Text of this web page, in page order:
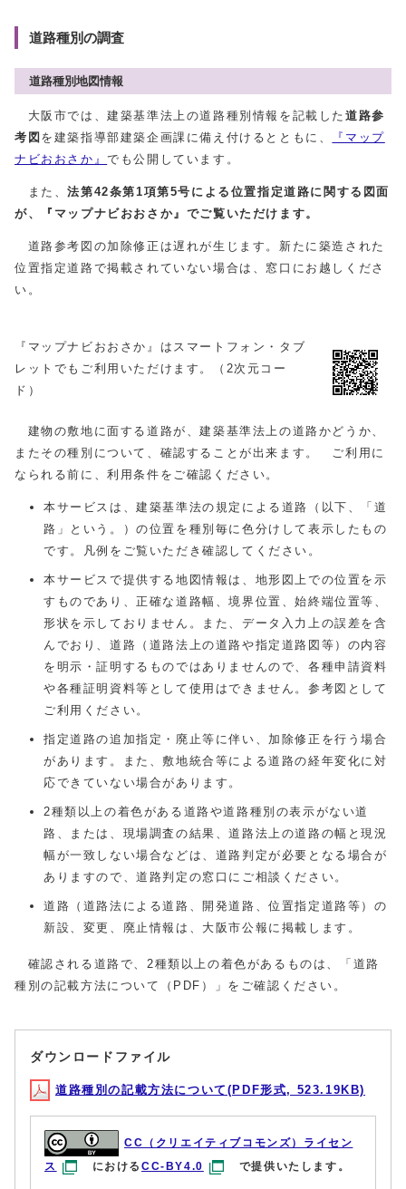
道路種別の調査
道路種別地図情報
大阪市では、建築基準法上の道路種別情報を記載した道路参
考図 を建築指導部建築企画課に備え付けるとともに、
『マップ
ナビおおさか』でも公開しています。
また、法第42条第1項第5号による位置指定道路に関する図面
が、『マップナビおおさか』でご覧いただけます。
道路参考図の加除修正は遅れが生じます。新たに築造された
位置指定道路で掲載されていない場合は、窓口にお越しくださ
い。
『マップナビおおさか』はスマートフォン・タブ
レットでもご利用いただけます。（2次元コー
ド）
建物の敷地に面する道路が、建築基準法上の道路かどうか、
またその種別について、確認することが出来ます。 ご利用に
なられる前に、利用条件をご確認ください。
本サービスは、建築基準法の規定による道路（以下、「道
路」という。）の位置を種別毎に色分けして表示したもの
です。凡例をご覧いただき確認してください。
本サービスで提供する地図情報は、地形図上での位置を示
すものであり、正確な道路幅、境界位置、始終端位置等、
形状を示しておりません。また、データ入力上の誤差を含
んでおり、道路（道路法上の道路や指定道路図等）の内容
を明示・証明するものではありませんので、各種申請資料
や各種証明資料等として使用はできません。参考図として
ご利用ください。
指定道路の追加指定・廃止等に伴い、加除修正を行う場合
があります。また、敷地統合等による道路の経年変化に対
応できていない場合があります。
2種類以上の着色がある道路や道路種別の表示がない道
路、または、現場調査の結果、道路法上の道路の幅と現況
幅が一致しない場合などは、道路判定が必要となる場合が
ありますので、道路判定の窓口にご相談ください。
道路（道路法による道路、開発道路、位置指定道路等）の
新設、変更、廃止情報は、大阪市公報に掲載します。
確認される道路で、2種類以上の着色があるものは、「道路
種別の記載方法について（PDF）」をご確認ください。
ダウンロードファイル
道路種別の記載方法について(PDF形式, 523.19KB)
CC（クリエイティブコモンズ）ライセン
ス
におけるCC-BY4.0 で提供いたします。